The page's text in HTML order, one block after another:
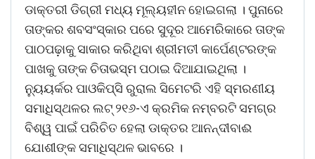
ଡାକ୍ତରୀ ଡିଗ୍ରୀ ମଧ୍ୟ ମୂଲ୍ୟହୀନ ହୋଇଗଲା । ପୁନାରେ
ତାଙ୍କର ଶବସଂସ୍କାର ପରେ ସୁଦୂର ଆମେରିକାରେ ତାଙ୍କ
ପାଠପଢ଼ାକୁ ସାକାର କରିଥିବା ଶ୍ରୀମତୀ କାର୍ପେଣ୍ଟରଙ୍କ
ପାଖକୁ ତାଙ୍କ ଚିତାଭସ୍ମ ପଠାଇ ଦିଆଯାଇଥିଲା ।
ନୁ୍ୟୟର୍କର ପାଓକିପ୍ସି ରୁରାଲ ସିମେଟରି ଏହି ସ୍ମରଣୀୟ
ସମାଧିସ୍ଥଳର ଲଟ୍ ୨୧୬-ଏ କ୍ରମିକ ନମ୍ବରଟି ସମଗ୍ର
ବିଶ୍ୱ ପାଇଁ ପରିଚିତ ହେଲା ଡାକ୍ତର ଆନନ୍ଦୀବାଈ
ଯୋଶୀଙ୍କ ସମାଧିସ୍ଥଳ ଭାବରେ ।